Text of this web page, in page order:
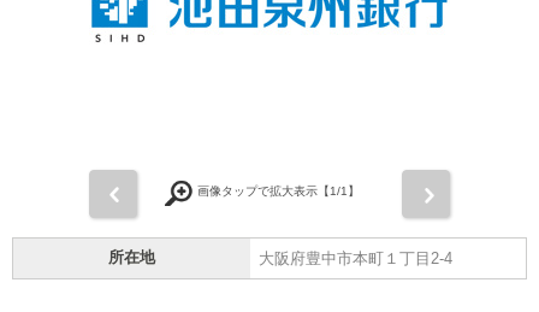
画像タップで拡大表示【1/1】
所在地 大阪府豊中市本町１丁目2-4